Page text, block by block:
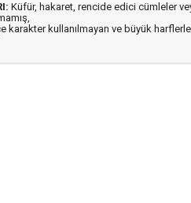
Küfür, hakaret, rencide edici cümleler
karakter kullanılmayan ve büyük